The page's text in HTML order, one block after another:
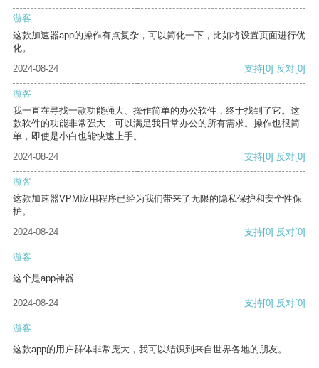
游客
这款加速器app的操作有点复杂，可以简化一下，比如将设置页面进行优
化。
2024-08-24
支持[0] 反对[0]
游客
我一直在寻找一款功能强大、操作简单的办公软件，终于找到了它。这
款软件的功能非常强大，可以满足我日常办公的所有需求。操作也很简
单，即使是小白也能快速上手。
2024-08-24
支持[0] 反对[0]
游客
这款加速器VPM应用程序已经为我们带来了无限的隐私保护和安全性保
护。
2024-08-24
支持[0] 反对[0]
游客
这个是app神器
2024-08-24 支持[0] 反对[0]
游客
这款app的用户群体非常庞大，我可以结识到来自世界各地的朋友。